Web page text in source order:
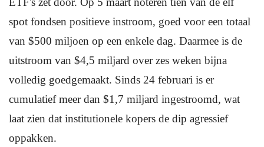
spot fondsen positieve instroom, goed voor een totaal
van $500 miljoen op een enkele dag. Daarmee is de
uitstroom van $4,5 miljard over zes weken bijna
volledig goedgemaakt. Sinds 24 februari is er
cumulatief meer dan $1,7 miljard ingestroomd, wat
laat zien dat institutionele kopers de dip agressief
oppakken.